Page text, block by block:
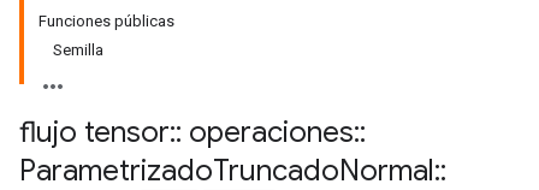
Funciones públicas
Semilla
flujo tensor:: operaciones::
ParametrizadoTruncadoNormal::